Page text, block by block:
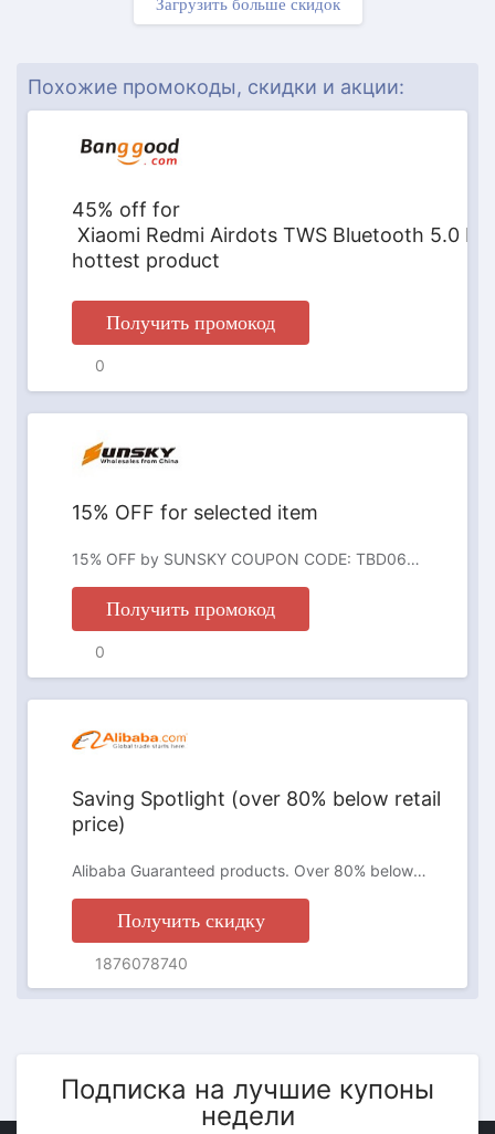
Загрузить больше скидок
Похожие промокоды, скидки и акции:
ПРОМОКОД
45% off for
Xiaomi Redmi Airdots TWS Bluetooth 5.0
hottest product
Получить промокод
0
ПРОМОКОД
15% OFF for selected item
15% OFF by SUNSKY COUPON CODE: TBD0603245301 for 4pairs Anti-slip Dotted Rubber Trampoline Socks Toddler Socks For Children 1-5 Years Old(Rose Red)
Получить промокод
0
АКЦИЯ
Saving Spotlight (over 80% below retail
price)
Alibaba Guaranteed products. Over 80% below retail price with spotlight on other savings. First-time users of Alibaba Guaranteed products in the United States can enjoy additional benefit of free shipping (capped at $20). Type: Special promotion Categories: ALL Region: NO,NZ,SK,PT,CZ,HU,GR,RO,IE,BG,HR,RS,AL,LT,BA,IS,LV,EE,MK,SI,AD,LU,MD,MT,GL,AM,ME,MC,GI,FO,GG,LI,VN,TH,ID,PH,SG,JP,KR
Получить скидку
1876078740
Подписка на лучшие купоны
недели